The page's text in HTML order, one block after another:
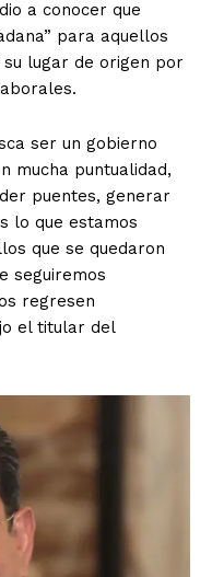
a conocer que
para aquellos
su lugar de origen por
ser un gobierno
mucha puntualidad,
puentes, generar
lo que estamos
que se quedaron
seguiremos
regresen
el titular del